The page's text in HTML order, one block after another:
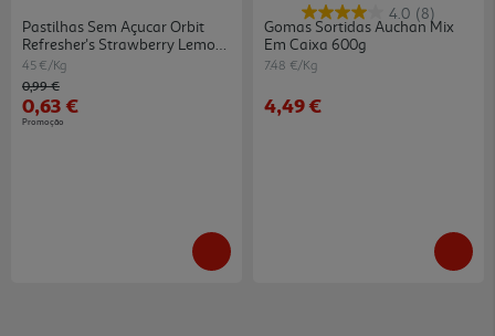
Pastilhas Sem Açucar Orbit
Refresher's Strawberry Lemon
14g
45 €/Kg
Price reduced from
0,99 €to
0,63 €
Promoção
4.0 (8)
Gomas Sortidas Auchan Mix
Em Caixa 600g
7.48 €/Kg
4,49 €